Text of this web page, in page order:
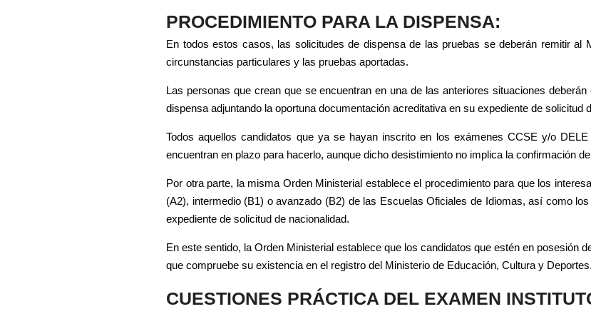
PROCEDIMIENTO PARA LA DISPENSA:
En todos estos casos, las solicitudes de dispensa de las pruebas se deberán remitir
circunstancias particulares y las pruebas aportadas.
Las personas que crean que se encuentran en una de las anteriores situaciones
dispensa adjuntando la oportuna documentación acreditativa en su expediente de solicitud
Todos aquellos candidatos que ya se hayan inscrito en los exámenes CCSE y/o
encuentran en plazo para hacerlo, aunque dicho desistimiento no implica la confirmación
Por otra parte, la misma Orden Ministerial establece el procedimiento para que los
(A2), intermedio (B1) o avanzado (B2) de las Escuelas Oficiales de Idiomas, así como
expediente de solicitud de nacionalidad.
En este sentido, la Orden Ministerial establece que los candidatos que estén en posesión
que compruebe su existencia en el registro del Ministerio de Educación, Cultura y Deportes.
CUESTIONES PRÁCTICA DEL EXAMEN